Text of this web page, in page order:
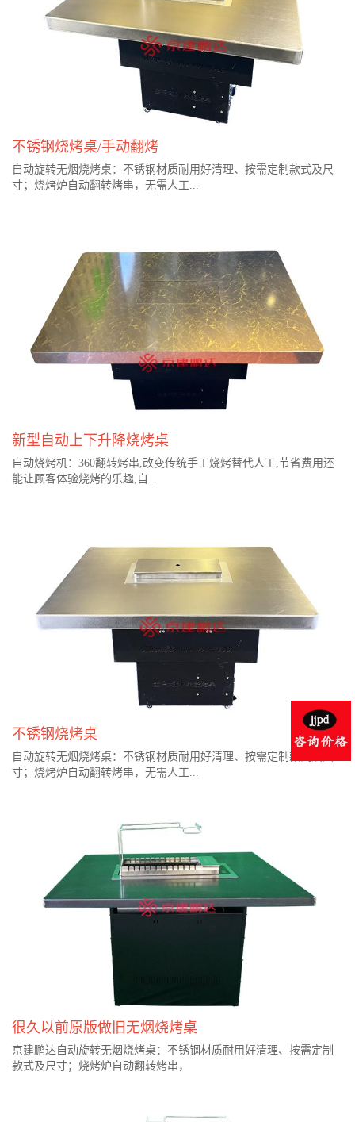
不锈钢烧烤桌/手动翻烤
自动旋转无烟烧烤桌：不锈钢材质耐用好清理、按需定制款式及尺
寸；烧烤炉自动翻转烤串，无需人工...
新型自动上下升降烧烤桌
自动烧烤机：360翻转烤串,改变传统手工烧烤替代人工,节省费用还
能让顾客体验烧烤的乐趣,自...
不锈钢烧烤桌
自动旋转无烟烧烤桌：不锈钢材质耐用好清理、按需定制款式及尺
寸；烧烤炉自动翻转烤串，无需人工...
很久以前原版做旧无烟烧烤桌
京建鹏达自动旋转无烟烧烤桌：不锈钢材质耐用好清理、按需定制
款式及尺寸；烧烤炉自动翻转烤串，